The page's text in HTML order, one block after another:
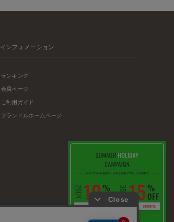
インフォメーション
ランキング
会員ページ
ご利用ガイド
フランドルホームページ